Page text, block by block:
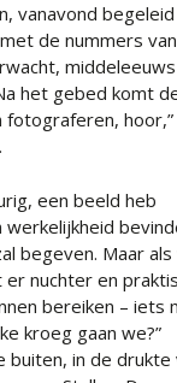
vanavond begeleid
de nummers
middeleeuws
het gebed komt
fotograferen, hoor,”
een beeld heb
begeven. Maar als
nuchter en
bereiken – iets
kroeg gaan we?”
buiten, in de drukte